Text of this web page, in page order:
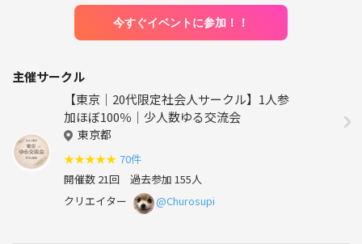
今すぐイベントに参加！！
主催サークル
【東京｜20代限定社会人サークル】1人参
加ほぼ100％｜少人数ゆる交流会
東京都
★★★★★ 70件
開催数 21回 過去参加 155人
クリエイター
@Churosupi